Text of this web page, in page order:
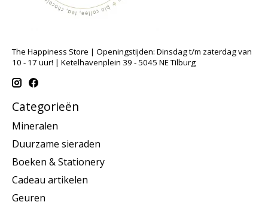
The Happiness Store | Openingstijden: Dinsdag t/m zaterdag van
10 - 17 uur! | Ketelhavenplein 39 - 5045 NE Tilburg
Categorieën
Mineralen
Duurzame sieraden
Boeken & Stationery
Cadeau artikelen
Geuren